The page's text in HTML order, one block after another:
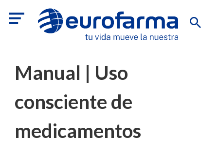
Manual | Uso
consciente de
medicamentos